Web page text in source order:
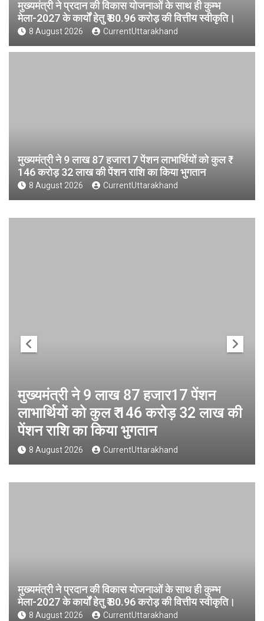
मुख्यमंत्री ने प्रदान की विकास योजनाओं के साथ ही कुम्भ
मेला-2027 के कार्यों हेतु ₹ 80.96 करोड़ की वित्तीय स्वीकृति।
8 August 2026 CurrentUttarakhand
मुख्यमंत्री ने 9 लाख 87 हजार17 पेंशन लाभार्थियों को कुल ₹
146 करोड़ 32 लाख की पेंशन राशि का किया भुगतान
8 August 2026 CurrentUttarakhand
मुख्यमंत्री ने 9 लाख 87 हजार17 पेंशन
लाभार्थियों को कुल ₹ 146 करोड़ 32 लाख की
पेंशन राशि का किया भुगतान
8 August 2026 CurrentUttarakhand
मुख्यमंत्री ने प्रदान की विकास योजनाओं के साथ ही कुम्भ
मेला-2027 के कार्यों हेतु ₹ 80.96 करोड़ की वित्तीय स्वीकृति।
8 August 2026 CurrentUttarakhand